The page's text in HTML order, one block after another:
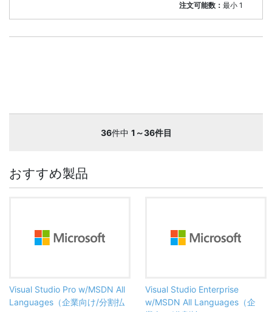
注文可能数：最小 1
36件中 1～36件目
おすすめ製品
Visual Studio Pro w/MSDN All
Languages（企業向け/分割払
Visual Studio Enterprise
w/MSDN All Languages（企